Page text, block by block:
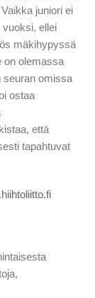
juniori ei
ellei
mäkihypyssä
on olemassa
seuran omissa
ostaa
että
tapahtuvat